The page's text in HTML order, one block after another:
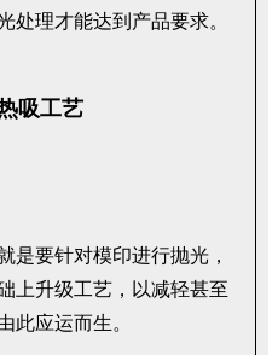
处理才能达到产品要求。
吸工艺
是要针对模印进行抛光，
上升级工艺，以减轻甚至
此应运而生。